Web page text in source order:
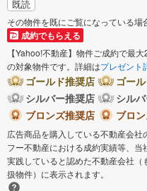
既読
その物件を既にご覧になっている場
成約でもらえる
【Yahoo!不動産】物件ご成約で最
の対象物件です。詳細はプレゼント
ゴールド推奨店
ゴー
シルバー推奨店
シル
ブロンズ推奨店
ブロ
広告商品を購入している不動産会
フー不動産における成約実績等、
実践していると認めた不動産会社
扱物件）に表示されます。